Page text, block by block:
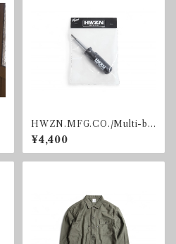
HWZN.MFG.CO./Multi-bit
screwdriver.
¥4,400